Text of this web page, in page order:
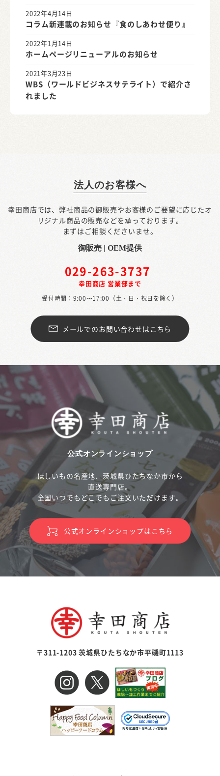
2022年4月14日
コラム新連載のお知らせ『食のしあわせ便り』
2022年1月14日
ホームページリニューアルのお知らせ
2021年3月23日
WBS（ワールドビジネスサテライト）で紹介さ
れました
法人のお客様へ
幸田商店では、弊社商品の御販売やお客様のご要望に応じたオ
リジナル商品の販売などを承っております。
まずはご相談くださいませ。
御販売 | OEM提供
029-263-3737
幸田商店 営業部まで
受付時間：9:00〜17:00（土・日・祝日を除く）
メールでのお問い合わせはこちら
公式オンラインショップ
ほしいもの名産地、茨城県ひたちなか市から
直送専門店。
全国いつでもどこでもご注文いただけます。
公式オンラインショップはこちら
〒311-1203 茨城県ひたちなか市平磯町1113